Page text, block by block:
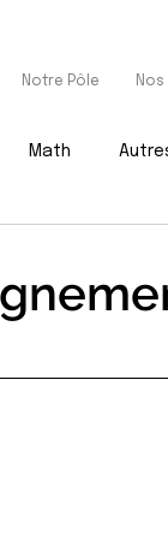
Notre Pôle
Math